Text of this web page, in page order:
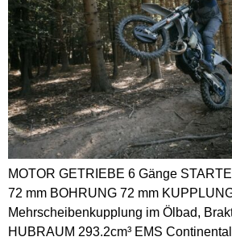
MOTOR GETRIEBE 6 Gänge
72 mm BOHRUNG 72 mm
Mehrscheibenkupplung im Ölbad,
HUBRAUM 293.2cm³ EMS